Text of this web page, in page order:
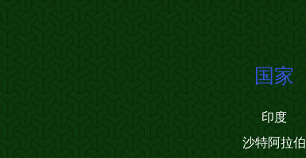
国家
印度
沙特阿拉伯